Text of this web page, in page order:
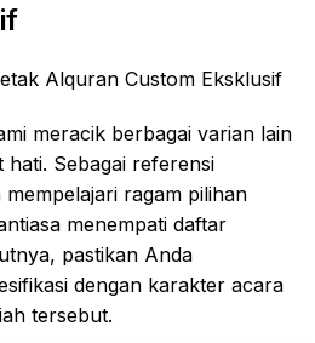
meracik berbagai varian lain
hati. Sebagai referensi
ragam pilihan
menempati daftar
pastikan Anda
dengan karakter acara
tersebut.